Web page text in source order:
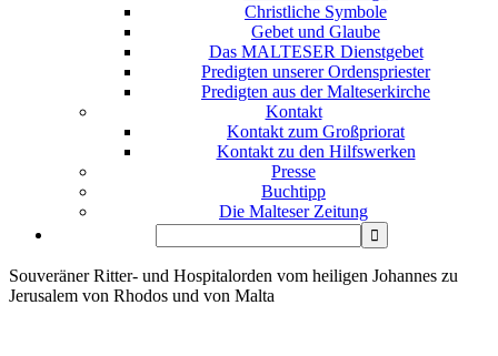
Christliche Symbole
Gebet und Glaube
Das MALTESER Dienstgebet
Predigten unserer Ordenspriester
Predigten aus der Malteserkirche
Kontakt
Kontakt zum Großpriorat
Kontakt zu den Hilfswerken
Presse
Buchtipp
Die Malteser Zeitung
Souveräner Ritter- und Hospitalorden vom heiligen Johannes zu
Jerusalem von Rhodos und von Malta